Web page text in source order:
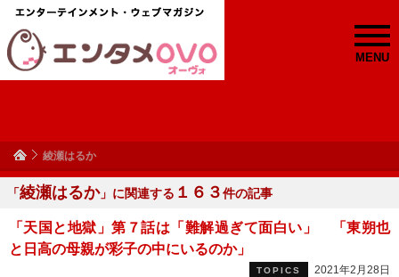
MENU
綾瀬はるか
「綾瀬はるか」に関連する １６３件の記事
「天国と地獄」第７話は「難解過ぎて面白い」 「東朔也
と日高の母親が彩子の中にいるのか」
TOPICS 2021年2月28日